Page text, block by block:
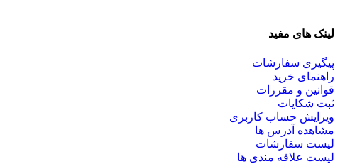
لینک های مفید
پیگیری سفارشات
راهنمای خرید
قوانین و مقررات
ثبت شکایات
ویرایش حساب کاربری
مشاهده آدرس ها
لیست سفارشات
لیست علاقه مندی ها